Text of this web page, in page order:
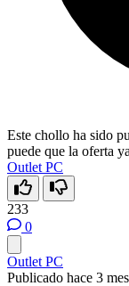
Este chollo ha sido
puede que la oferta
Outlet PC
233
0
Outlet PC
Publicado hace 3